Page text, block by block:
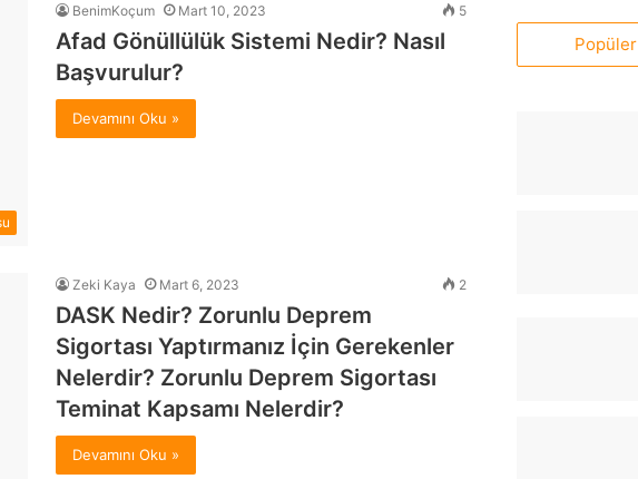
BenimKoçum Mart 10, 2023 5
Afad Gönüllülük Sistemi Nedir? Nasıl
Başvurulur?
Devamını Oku »
Zeki Kaya Mart 6, 2023 2
DASK Nedir? Zorunlu Deprem
Sigortası Yaptırmanız İçin Gerekenler
Nelerdir? Zorunlu Deprem Sigortası
Teminat Kapsamı Nelerdir?
Devamını Oku »
Popüler